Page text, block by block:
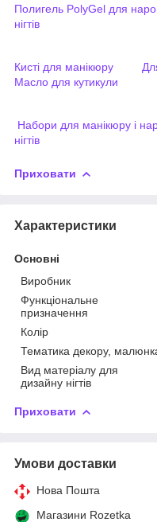
Полигель PolyGel для
нігтів
Кисті для манікюру
Масло для кутикули
Набори для манікюру і
нігтів
Приховати
Характеристики
Основні
Виробник
Функціональне
призначення
Колір
Тематика декору,
Вид матеріалу для
дизайну нігтів
Приховати
Умови доставки
Нова Пошта
Магазини Rozetka